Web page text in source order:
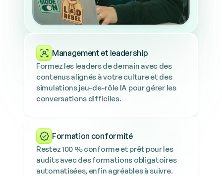
Management et leadership
Formez les leaders de demain avec des
contenus alignés à votre culture et des
simulations jeu-de-rôle IA pour gérer les
conversations difficiles.
Formation conformité
Restez 100 % conforme et prêt pour les
audits avec des formations obligatoires
automatisées, enfin agréables à suivre.